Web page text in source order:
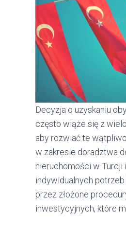
Decyzja o uzyskaniu
często wiąże się z
aby rozwiać te
w zakresie doradztwa
nieruchomości w Turcji
indywidualnych
przez złożone
inwestycyjnych, które